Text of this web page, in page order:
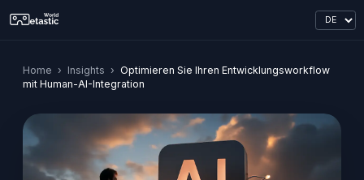
Home › Insights › Optimieren Sie Ihren Entwicklungsworkflow
mit Human-AI-Integration